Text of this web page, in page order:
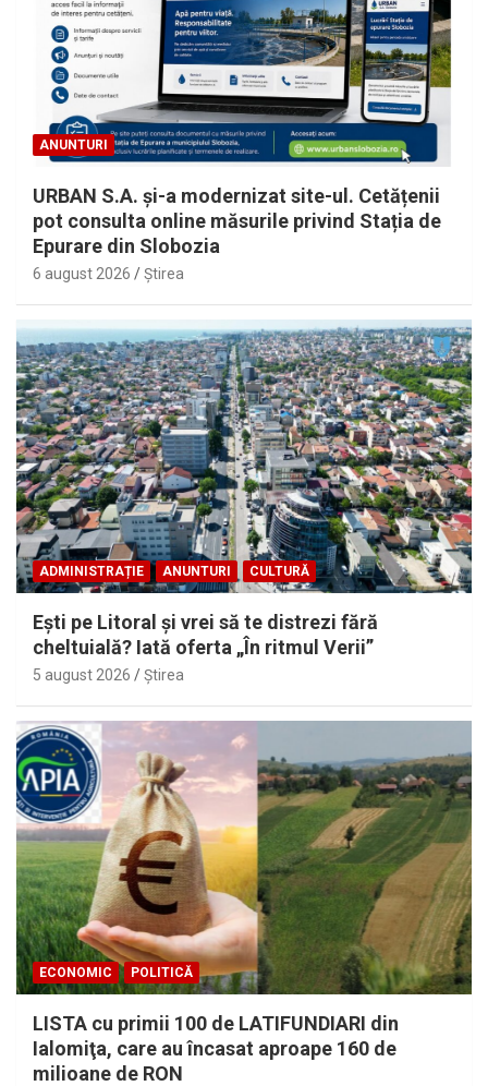
ANUNTURI
URBAN S.A. și-a modernizat site-ul. Cetățenii
pot consulta online măsurile privind Stația de
Epurare din Slobozia
6 august 2026 Ştirea
ADMINISTRAȚIE ANUNTURI CULTURĂ
Eşti pe Litoral şi vrei să te distrezi fără
cheltuială? Iată oferta „În ritmul Verii”
5 august 2026 Ştirea
ECONOMIC POLITICĂ
LISTA cu primii 100 de LATIFUNDIARI din
Ialomiţa, care au încasat aproape 160 de
milioane de RON